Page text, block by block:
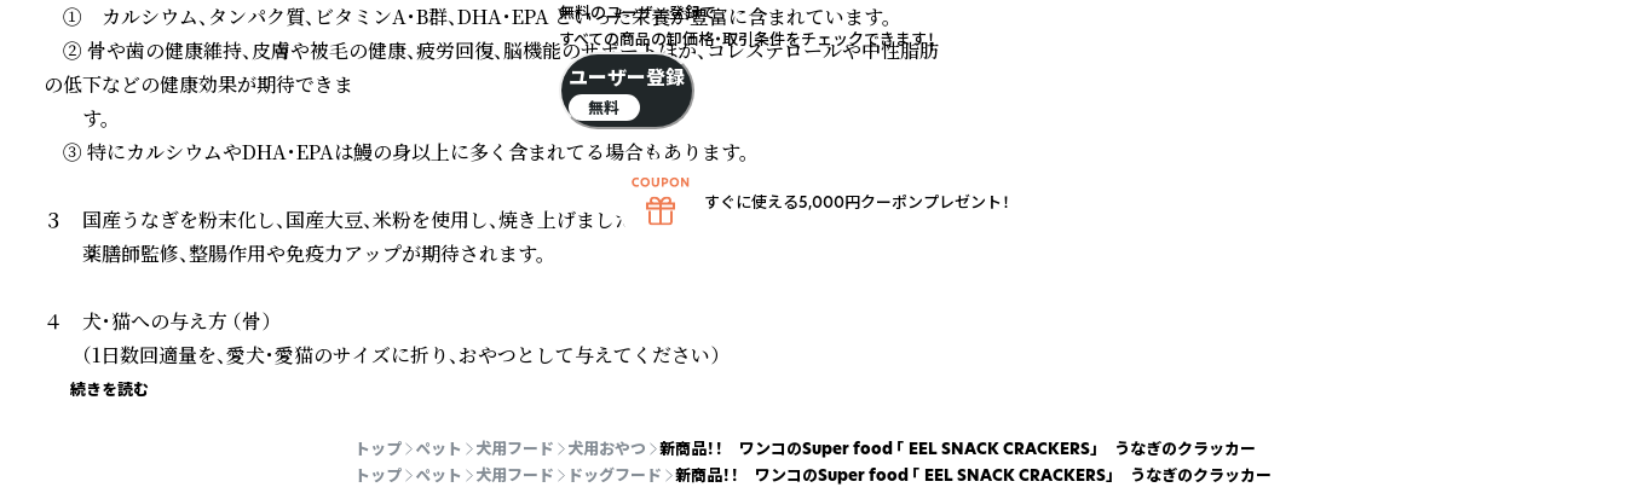
①　カルシウム、タンパク質、ビタミンA・B群、DHA・EPA といった栄養が豊富に含まれています。
② 骨や歯の健康維持、皮膚や被毛の健康、疲労回復、脳機能のサポートほか、コレステロールや中性脂肪
の低下などの健康効果が期待できま
す。
③ 特にカルシウムやDHA・EPAは鰻の身以上に多く含まれてる場合もあります。
３　国産うなぎを粉末化し、国産大豆、米粉を使用し、焼き上げました。
薬膳師監修、整腸作用や免疫力アップが期待されます。
４　犬・猫への与え方 （骨）
（1日数回適量を、愛犬・愛猫のサイズに折り、おやつとして与えてください）
続きを読む
トップ ペット 犬用フード 犬用おやつ
新商品！！ ワンコのSuper food 「 EEL SNACK CRACKERS」 うなぎのクラッカー
トップ
ペット 犬用フード ドッグフード 新商品！！ ワンコのSuper food 「 EEL SNACK CRACKERS」 うなぎのクラッカー
無料のユーザー登録で
すべての商品の卸価格・取引条件をチェックできます！
ユーザー登録
無料
すぐに使える5,000円クーポンプレゼント！